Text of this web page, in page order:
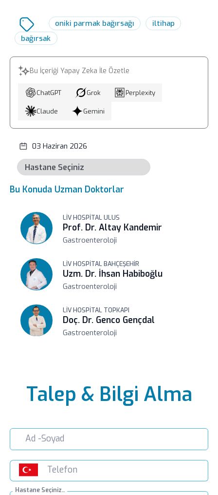
önemlidir. Düzenli tıbbi takip, olası
sorunların erken saptanmasına yardımcı
oniki parmak bağırsağı
iltihap
bağırsak
Bu İçeriği Yapay Zeka İle Özetle
ChatGPT Grok Perplexity
Claude Gemini
03 Haziran 2026
Bu Konuda Uzman Doktorlar
LIV HOSPITAL ULUS
Prof. Dr. Altay Kandemir
Gastroenteroloji
LIV HOSPITAL BAHÇEŞEHIR
Uzm. Dr. İhsan Habiboğlu
Gastroenteroloji
LIV HOSPITAL TOPKAPI
Doç. Dr. Genco Gençdal
Gastroenteroloji
Talep & Bilgi Alma
Hastane Seçiniz..